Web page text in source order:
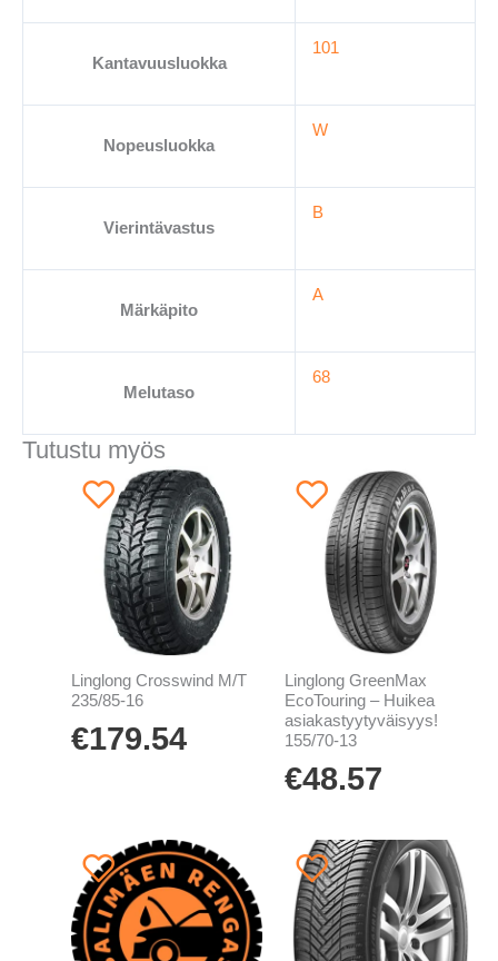
Kantavuusluokka
101
Nopeusluokka
W
Vierintävastus
B
Märkäpito
A
Melutaso
68
Tutustu myös
Linglong Crosswind M/T
235/85-16
€179.54
Linglong GreenMax
EcoTouring – Huikea
asiakastyytyväisyys!
155/70-13
€48.57